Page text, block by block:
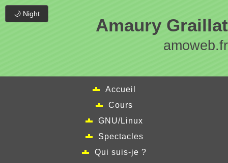
🌙 Night
Amaury Graillat
amoweb.fr
Accueil
Cours
GNU/Linux
Spectacles
Qui suis-je ?